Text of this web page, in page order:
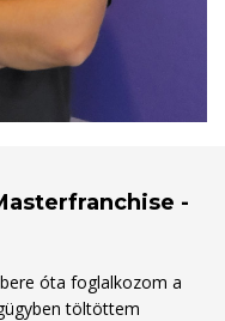
-
óta foglalkozom a
töltöttem